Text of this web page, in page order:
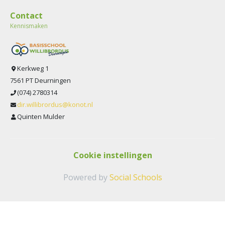
Contact
Kennismaken
Kerkweg 1
7561 PT Deurningen
(074) 2780314
dir.willibrordus@konot.nl
Quinten Mulder
Cookie instellingen
Powered bySocial Schools